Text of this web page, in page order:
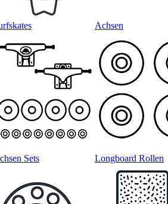
Achsen
Sets Longboard Rollen